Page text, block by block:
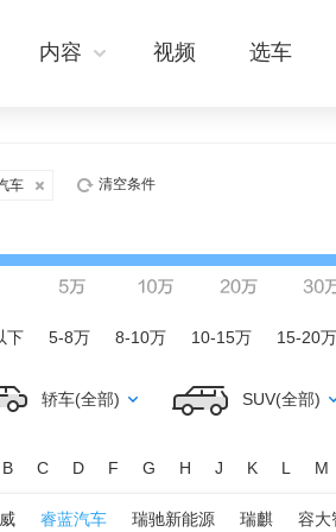
内容 视频 选车
车 清空条件
下 5-8万 8-10万 10-15万 15-20万
轿车(全部) SUV(全部)
B C D F G H J K L M
睿蓝汽车 瑞驰新能源 瑞麒 容大